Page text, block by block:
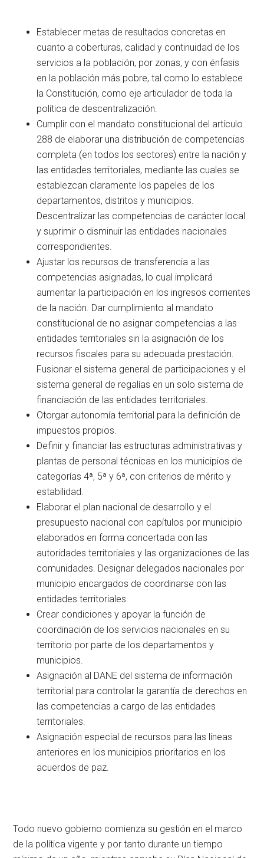
Establecer metas de resultados concretas en
cuanto a coberturas, calidad y continuidad de los
servicios a la población, por zonas, y con énfasis
en la población más pobre, tal como lo establece
la Constitución, como eje articulador de toda la
política de descentralización.
Cumplir con el mandato constitucional del artículo
288 de elaborar una distribución de competencias
completa (en todos los sectores) entre la nación y
las entidades territoriales, mediante las cuales se
establezcan claramente los papeles de los
departamentos, distritos y municipios.
Descentralizar las competencias de carácter local
y suprimir o disminuir las entidades nacionales
correspondientes.
Ajustar los recursos de transferencia a las
competencias asignadas, lo cual implicará
aumentar la participación en los ingresos corrientes
de la nación. Dar cumplimiento al mandato
constitucional de no asignar competencias a las
entidades territoriales sin la asignación de los
recursos fiscales para su adecuada prestación.
Fusionar el sistema general de participaciones y el
sistema general de regalías en un solo sistema de
financiación de las entidades territoriales.
Otorgar autonomía territorial para la definición de
impuestos propios.
Definir y financiar las estructuras administrativas y
plantas de personal técnicas en los municipios de
categorías 4ª, 5ª y 6ª, con criterios de mérito y
estabilidad.
Elaborar el plan nacional de desarrollo y el
presupuesto nacional con capítulos por municipio
elaborados en forma concertada con las
autoridades territoriales y las organizaciones de las
comunidades. Designar delegados nacionales por
municipio encargados de coordinarse con las
entidades territoriales.
Crear condiciones y apoyar la función de
coordinación de los servicios nacionales en su
territorio por parte de los departamentos y
municipios.
Asignación al DANE del sistema de información
territorial para controlar la garantía de derechos en
las competencias a cargo de las entidades
territoriales.
Asignación especial de recursos para las líneas
anteriores en los municipios prioritarios en los
acuerdos de paz.
Todo nuevo gobierno comienza su gestión en el marco
de la política vigente y por tanto durante un tiempo